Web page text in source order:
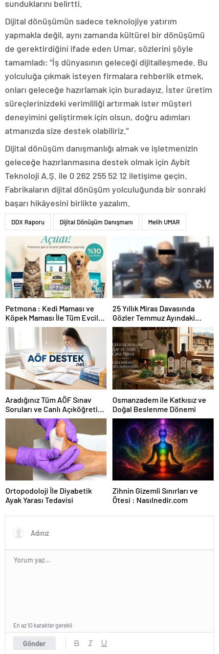
sunduklarını belirtti.
Dijital dönüşümün sadece teknolojiye yatırım
yapmakla değil, aynı zamanda kültürel bir dönüşümü
de gerektirdiğini ifade eden Umar, sözlerini şöyle
tamamladı: "İş dünyasının geleceği dijitalleşmede. Bu
yolculuğa çıkmak isteyen firmalara rehberlik etmek,
onları geleceğe hazırlamak için buradayız. İster üretim
süreçlerinizdeki verimliliği artırmak ister müşteri
deneyimini geliştirmek için olsun, doğru adımları
atmanızda size destek olabiliriz."
Dijital dönüşüm danışmanlığı almak ve işletmenizin
geleceğe hazırlanmasına destek olmak için Aybit
Teknoloji A.Ş. ile 0 262 255 52 12 iletişime geçin.
Fabrikaların dijital dönüşüm yolculuğunda bir sonraki
başarı hikâyesini birlikte yazalım.
DDX Raporu Dijital Dönüşüm Danışmanı Melih UMAR
Petmona : Kedi Maması ve
Köpek Maması İle Tüm Evcil
Hayvan Ürünleri
25 Yıllık Miras Davasında
Gözler Temmuz Ayındaki
Karar Duruşmasına Çevrildi
Aradığınız Tüm AÖF Sınav
Soruları ve Canlı Açıköğretim
Forumu Burada
Osmanzadem ile Katkısız ve
Doğal Beslenme Dönemi
Ortopodoloji İle Diyabetik
Ayak Yarası Tedavisi
Zihnin Gizemli Sınırları ve
Ötesi : Nasılnedir.com
Gönder
En az 10 karakter gerekli